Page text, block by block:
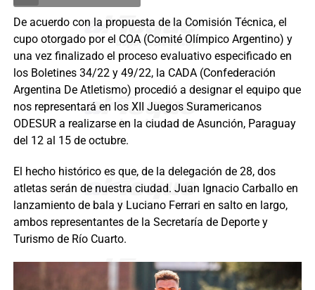
De acuerdo con la propuesta de la Comisión Técnica, el
cupo otorgado por el COA (Comité Olímpico Argentino) y
una vez finalizado el proceso evaluativo especificado en
los Boletines 34/22 y 49/22, la CADA (Confederación
Argentina De Atletismo) procedió a designar el equipo que
nos representará en los XII Juegos Suramericanos
ODESUR a realizarse en la ciudad de Asunción, Paraguay
del 12 al 15 de octubre.
El hecho histórico es que, de la delegación de 28, dos
atletas serán de nuestra ciudad. Juan Ignacio Carballo en
lanzamiento de bala y Luciano Ferrari en salto en largo,
ambos representantes de la Secretaría de Deporte y
Turismo de Río Cuarto.